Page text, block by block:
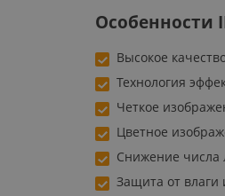
Особенности
Высокое
Технология
Четкое
Цветное
Снижение числа
Защита от влаги